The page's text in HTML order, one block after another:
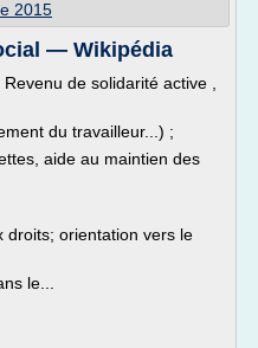
2015
— Wikipédia
de solidarité active ,
du travailleur...) ;
aide au maintien des
droits; orientation vers le
le...